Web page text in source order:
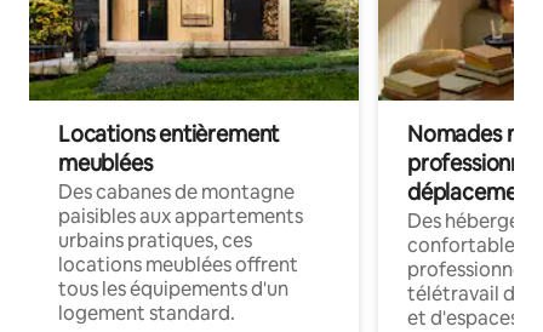
Locations entièrement
meublées
Des cabanes de montagne
paisibles aux appartements
urbains pratiques, ces
locations meublées offrent
tous les équipements d'un
logement standard.
Nomades
déplacement
Des
confortables
professionnels
télétravail
et d'espaces